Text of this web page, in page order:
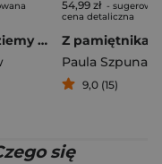
Gdy odnajdziemy drogę
54,99 zł -
cena detaliczna
Z pamiętnika
Paula Szpunar
9,0 (15)
się